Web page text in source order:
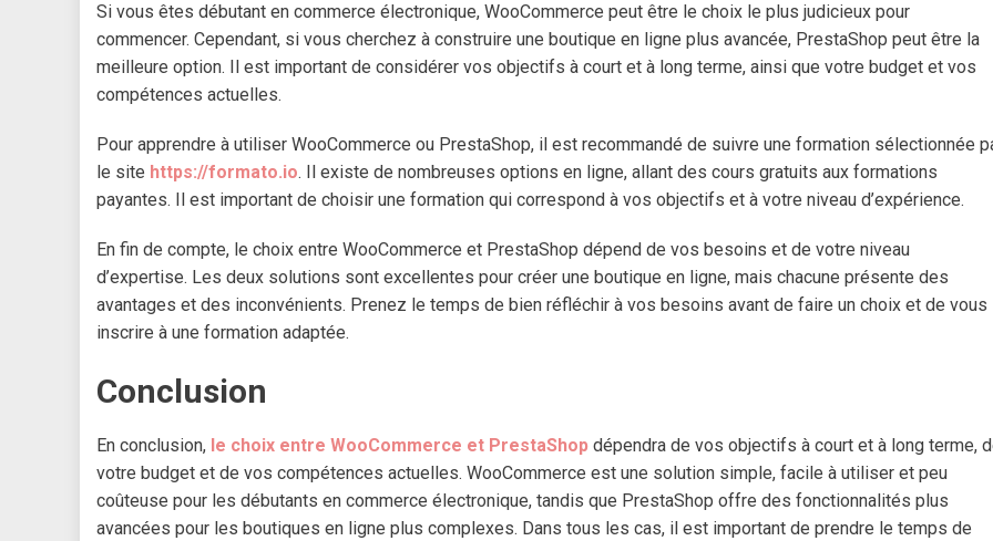
Si vous êtes débutant en commerce électronique, WooCommerce peut être le choix le plus judicieux pour
commencer. Cependant, si vous cherchez à construire une boutique en ligne plus avancée, PrestaShop peut être la
meilleure option. Il est important de considérer vos objectifs à court et à long terme, ainsi que votre budget et vos
compétences actuelles.
Pour apprendre à utiliser WooCommerce ou PrestaShop, il est recommandé de suivre une formation sélectionnée
le site https://formato.io. Il existe de nombreuses options en ligne, allant des cours gratuits aux formations
payantes. Il est important de choisir une formation qui correspond à vos objectifs et à votre niveau d’expérience.
En fin de compte, le choix entre WooCommerce et PrestaShop dépend de vos besoins et de votre niveau
d’expertise. Les deux solutions sont excellentes pour créer une boutique en ligne, mais chacune présente des
avantages et des inconvénients. Prenez le temps de bien réfléchir à vos besoins avant de faire un choix et de vous
inscrire à une formation adaptée.
Conclusion
En conclusion, le choix entre WooCommerce et PrestaShop dépendra de vos objectifs à court et à long terme,
votre budget et de vos compétences actuelles. WooCommerce est une solution simple, facile à utiliser et peu
coûteuse pour les débutants en commerce électronique, tandis que PrestaShop offre des fonctionnalités plus
avancées pour les boutiques en ligne plus complexes. Dans tous les cas, il est important de prendre le temps de